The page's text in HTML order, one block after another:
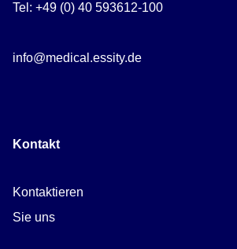
Tel: +49 (0) 40 593612-100
info@medical.essity.de
Kontakt
Kontaktieren
Sie uns